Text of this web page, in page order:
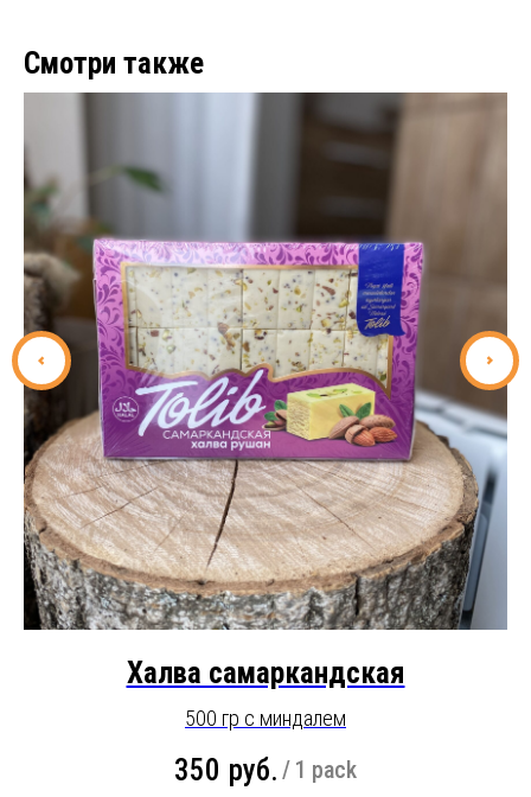
Смотри также
Халва самаркандская
500 гр с миндалем
350 руб. / 1 pack